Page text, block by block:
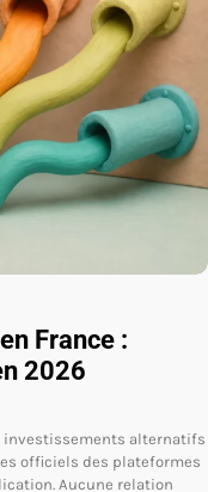
France :
2026
alternatifs
officiels des plateformes
Aucune relation